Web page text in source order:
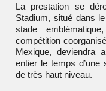
La prestation se
Stadium, situé dans
stade
compétition
Mexique, deviendra
entier le temps
de très haut niveau.